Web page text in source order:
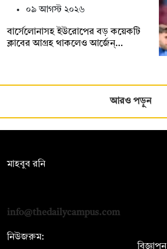
০৯ আগস্ট ২০২৬
বার্সেলোনাসহ ইউরোপের বড় কয়েকটি
ক্লাবের আগ্রহ থাকলেও আর্জেন্…
আরও পড়ুন
মাহবুব রনি
info@thedailycampus.com
নিউজরুম:
বিজ্ঞাপন